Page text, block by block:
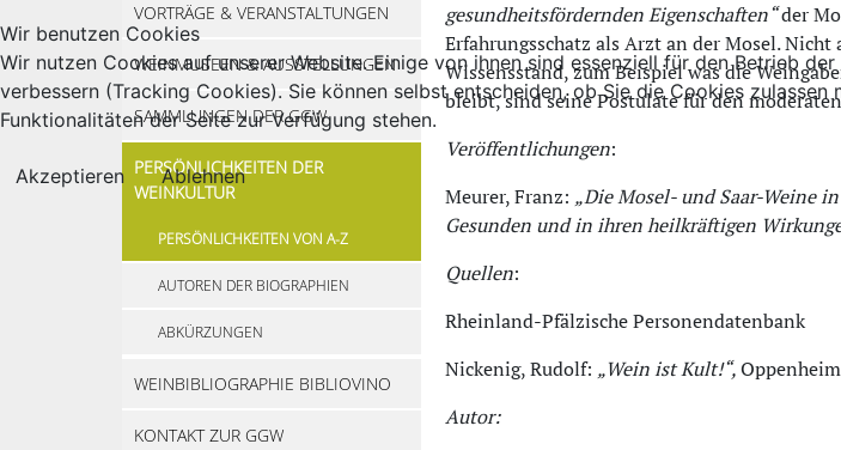
VORTRÄGE & VERANSTALTUNGEN
WEINMUSEEN & AUSSTELLUNGEN
SAMMLUNGEN DER GGW
PERSÖNLICHKEITEN DER
WEINKULTUR
PERSÖNLICHKEITEN VON A-Z
AUTOREN DER BIOGRAPHIEN
ABKÜRZUNGEN
WEINBIBLIOGRAPHIE BIBLIOVINO
KONTAKT ZUR GGW
gesundheitsfördernden Eigenschaften“der
Erfahrungsschatz als Arzt an der Mosel.
Wissensstand, zum Beispiel was die
bleibt, sind seine Postulate für den
Veröffentlichungen:
Meurer, Franz: „Die Mosel- und Saar-Weine
Gesunden und in ihren heilkräftigen
Quellen:
Rheinland-Pfälzische Personendatenbank
Nickenig, Rudolf: „Wein ist Kult!“,
Autor:
Wir benutzen Cookies
Wir nutzen Cookies auf unserer Website. Einige von ihnen sind essenziell für den Betrieb
verbessern (Tracking Cookies). Sie können selbst entscheiden, ob Sie die Cookies
Funktionalitäten der Seite zur Verfügung stehen.
Akzeptieren Ablehnen